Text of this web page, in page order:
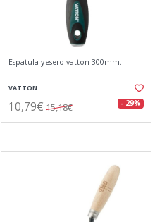
Espatula yesero vatton 300mm.
VATTON
10,79€ 15,18€ - 29%